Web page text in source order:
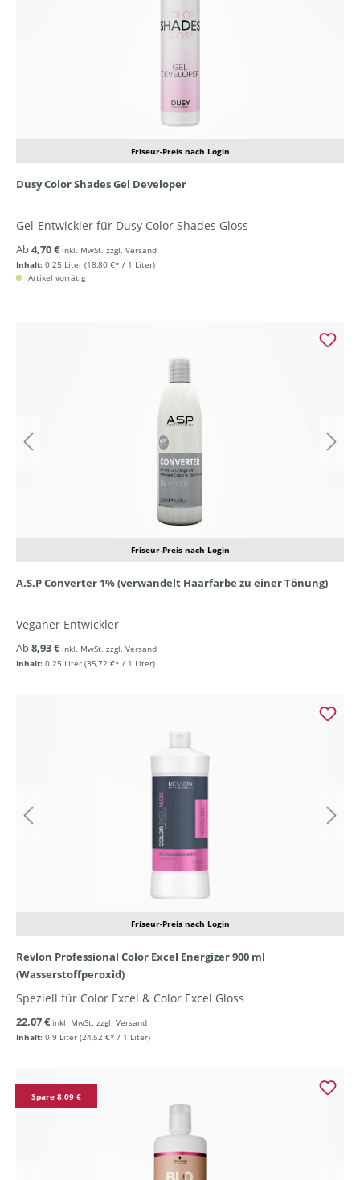
Friseur-Preis nach Login
Dusy Color Shades Gel Developer
Gel-Entwickler für Dusy Color Shades Gloss
Inhalt: 0.25 Liter (18,80 €* / 1 Liter)
Ab4,70 € inkl. MwSt. zzgl. Versand
Artikel vorrätig
Friseur-Preis nach Login
A.S.P Converter 1% (verwandelt Haarfarbe zu einer Tönung)
Veganer Entwickler
Inhalt: 0.25 Liter (35,72 €* / 1 Liter)
Ab8,93 € inkl. MwSt. zzgl. Versand
Friseur-Preis nach Login
Revlon Professional Color Excel Energizer 900 ml
(Wasserstoffperoxid)
Speziell für Color Excel & Color Excel Gloss
Inhalt: 0.9 Liter (24,52 €* / 1 Liter)
22,07 € inkl. MwSt. zzgl. Versand
Spare 8,09 €